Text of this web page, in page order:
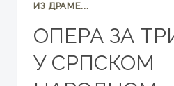
ИЗ ДРАМЕ...
ОПЕРА ЗА
У СРПСКОМ